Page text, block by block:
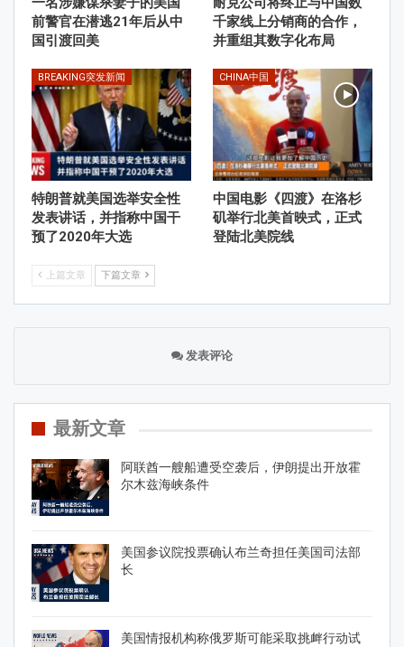
前警官在潜逃21年后从中
国引渡回美
千家线上分销商的合作，
并重组其数字化布局
BREAKING突发新闻
特朗普就美国选举安全性
发表讲话，并指称中国干
预了2020年大选
CHINA中国
中国电影《四渡》在洛杉
矶举行北美首映式，正式
登陆北美院线
上篇文章 下篇文章
发表评论
最新文章
阿联酋一艘船遭受空袭后，伊朗提出开放霍
尔木兹海峡条件
美国参议院投票确认布兰奇担任美国司法部
长
美国情报机构称俄罗斯可能采取挑衅行动试